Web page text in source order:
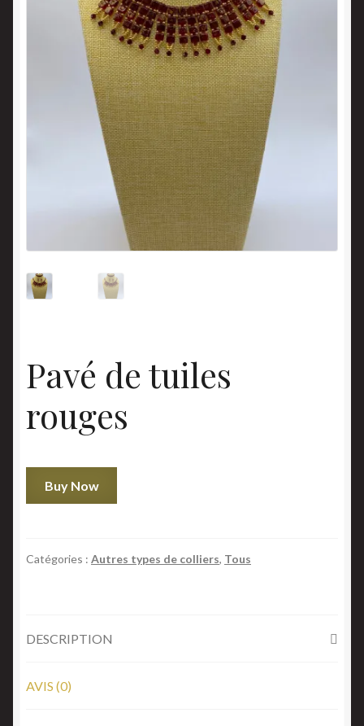
Politique en matière de remboursements et de retours
Validation de la commande
Pavé de tuiles
rouges
tuiles
Buy Now
Catégories : Autres types de colliers, Tous
DESCRIPTION
AVIS (0)